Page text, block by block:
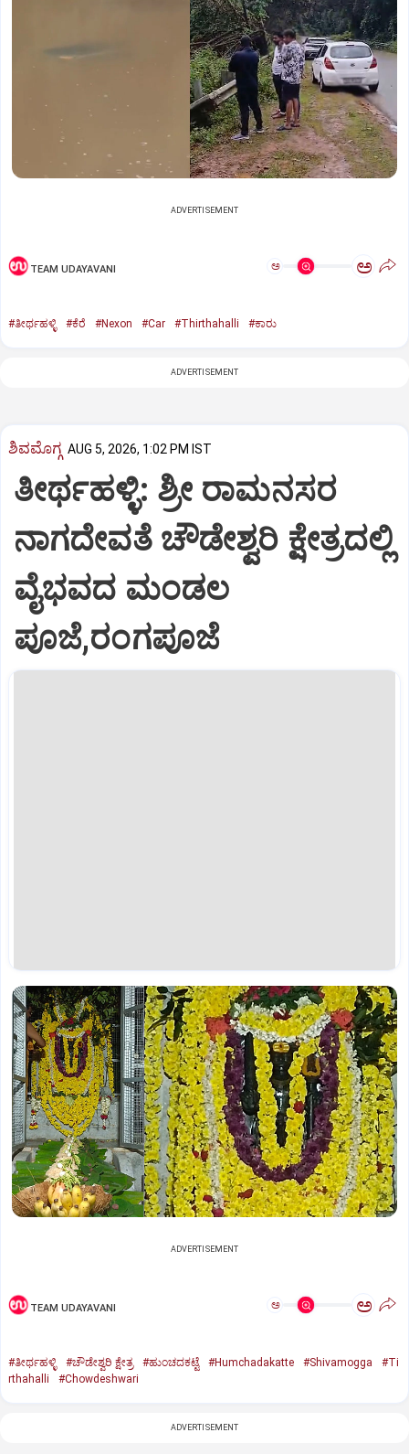
ADVERTISEMENT
TEAM UDAYAVANI ಅ ಅ
#ತೀರ್ಥಹಳ್ಳಿ #ಕೆರೆ #Nexon #Car #Thirthahalli #ಕಾರು
ADVERTISEMENT
ಶಿವಮೊಗ್ಗ AUG 5, 2026, 1:02 PM IST
ತೀರ್ಥಹಳ್ಳಿ: ಶ್ರೀ ರಾಮನಸರ
ನಾಗದೇವತೆ ಚೌಡೇಶ್ವರಿ ಕ್ಷೇತ್ರದಲ್ಲಿ
ವೈಭವದ ಮಂಡಲ
ಪೂಜೆ,ರಂಗಪೂಜೆ
ADVERTISEMENT
TEAM UDAYAVANI ಅ ಅ
#ತೀರ್ಥಹಳ್ಳಿ #ಚೌಡೇಶ್ವರಿ ಕ್ಷೇತ್ರ #ಹುಂಚದಕಟ್ಟೆ #Humchadakatte #Shivamogga
#Ti
rthahalli
#Chowdeshwari
ADVERTISEMENT